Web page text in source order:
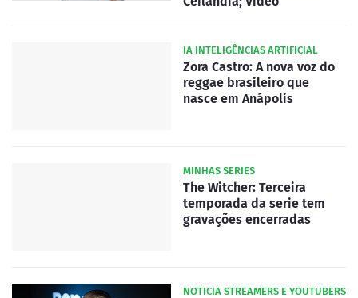
IA INTELIGÊNCIAS ARTIFICIAL
Zora Castro: A nova voz do
reggae brasileiro que
nasce em Anápolis
MINHAS SERIES
The Witcher: Terceira
temporada da serie tem
gravações encerradas
NOTICIA STREAMERS E YOUTUBERS